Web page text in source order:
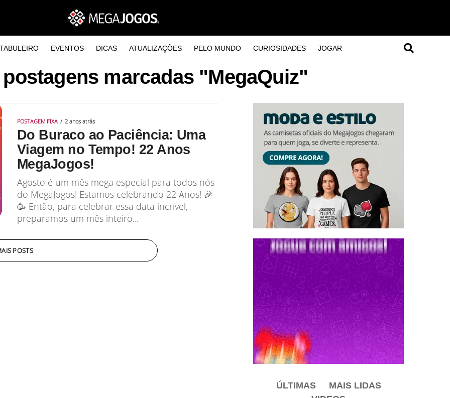
EVENTOS DICAS ATUALIZAÇÕES PELO MUNDO CURIOSIDADES JOGAR
postagens marcadas "MegaQuiz"
POSTAGEM FIXA 2 anos atrás
Do Buraco ao Paciência: Uma
Viagem no Tempo! 22 Anos
MegaJogos!
Agosto é um mês mega especial para todos nós
do MegaJogos! Estamos celebrando 22 Anos! 🎉
🥳 Então, para celebrar essa data incrível,
preparamos um mês inteiro...
POSTS
ÚLTIMAS
MAIS LIDAS